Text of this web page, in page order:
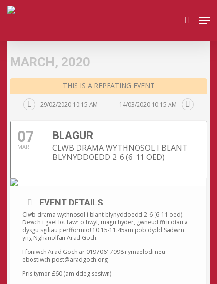
Skip
to
search
MARCH, 2020
THIS IS A REPEATING EVENT
29/02/2020 10:15 AM 14/03/2020 10:15 AM
07
MAR
BLAGUR
CLWB DRAMA WYTHNOSOL I BLANT
BLYNYDDOEDD 2-6 (6-11 OED)
EVENT DETAILS
Clwb drama wythnosol i blant blynyddoedd 2-6 (6-11 oed).
Dewch i gael lot fawr o hwyl, magu hyder, gwneud ffrindiau a
dysgu sgiliau perfformio! 10:15-11:45am pob dydd Sadwrn
yng Nghanolfan Arad Goch.
Ffoniwch Arad Goch ar 01970617998 i ymaelodi neu
ebostiwch post@aradgoch.org.
Pris tymor £60 (am ddeg sesiwn)